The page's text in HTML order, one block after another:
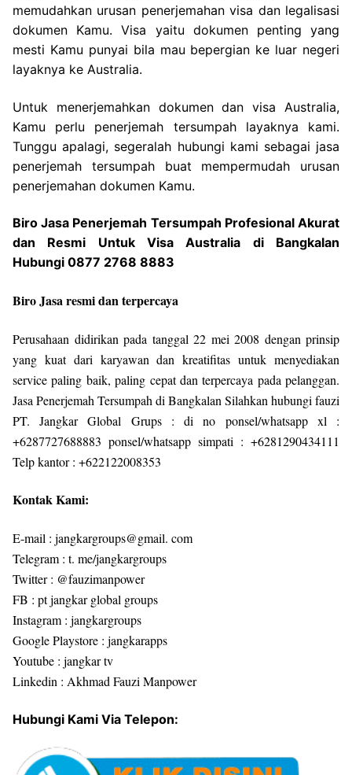
memudahkan urusan penerjemahan visa dan legalisasi
dokumen Kamu. Visa yaitu dokumen penting yang
mesti Kamu punyai bila mau bepergian ke luar negeri
layaknya ke Australia.
Untuk menerjemahkan dokumen dan visa Australia,
Kamu perlu penerjemah tersumpah layaknya kami.
Tunggu apalagi, segeralah hubungi kami sebagai jasa
penerjemah tersumpah buat mempermudah urusan
penerjemahan dokumen Kamu.
Biro Jasa Penerjemah Tersumpah Profesional Akurat
dan Resmi Untuk Visa Australia di Bangkalan
Hubungi 0877 2768 8883
Biro Jasa resmi dan terpercaya
Perusahaan didirikan pada tanggal 22 mei 2008 dengan prinsip
yang kuat dari karyawan dan kreatifitas untuk menyediakan
service paling baik, paling cepat dan terpercaya pada pelanggan.
Jasa Penerjemah Tersumpah di Bangkalan Silahkan hubungi fauzi
PT. Jangkar Global Grups : di no ponsel/whatsapp xl :
+6287727688883 ponsel/whatsapp simpati : +6281290434111
Telp kantor : +622122008353
Kontak Kami:
E-mail : jangkargroups@gmail. com
Telegram : t. me/jangkargroups
Twitter : @fauzimanpower
FB : pt jangkar global groups
Instagram : jangkargroups
Google Playstore : jangkarapps
Youtube : jangkar tv
Linkedin : Akhmad Fauzi Manpower
Hubungi Kami Via Telepon: